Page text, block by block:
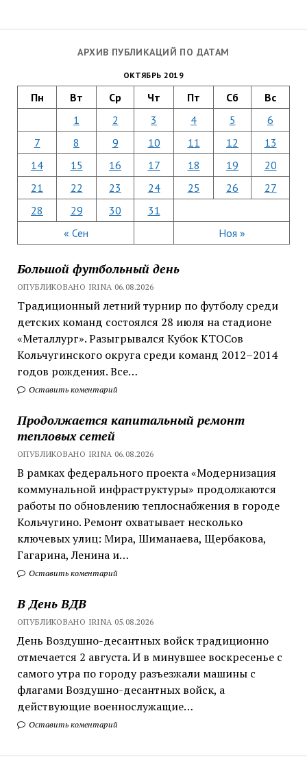
АРХИВ ПУБЛИКАЦИЙ ПО ДАТАМ
ОКТЯБРЬ 2019
Пн Вт Ср Чт Пт Сб Вс
« Сен Ноя »
1 2 3 4 5
6
7
8 9 10 11 12
13
14
15 16 17 18 19
20
21
22 23 24 25 26
27
28
29 30 31
Большой футбольный день
ОПУБЛИКОВАНО IRINA 06.08.2026
Традиционный летний турнир по футболу среди
детских команд состоялся 28 июля на стадионе
«Металлург». Разыгрывался Кубок КТОСов
Кольчугинского округа среди команд 2012–2014
годов рождения. Все…
Оставить коментарий
Продолжается капитальный ремонт
тепловых сетей
ОПУБЛИКОВАНО IRINA 06.08.2026
В рамках федерального проекта «Модернизация
коммунальной инфраструктуры» продолжаются
работы по обновлению теплоснабжения в городе
Кольчугино. Ремонт охватывает несколько
ключевых улиц: Мира, Шиманаева, Щербакова,
Гагарина, Ленина и…
Оставить коментарий
В День ВДВ
ОПУБЛИКОВАНО IRINA 05.08.2026
День Воздушно-десантных войск традиционно
отмечается 2 августа. И в минувшее воскресенье с
самого утра по городу разъезжали машины с
флагами Воздушно-десантных войск, а
действующие военнослужащие…
Оставить коментарий